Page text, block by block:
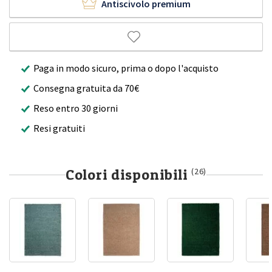
Antiscivolo premium
Paga in modo sicuro, prima o dopo l'acquisto
Consegna gratuita da 70€
Reso entro 30 giorni
Resi gratuiti
Colori disponibili (26)